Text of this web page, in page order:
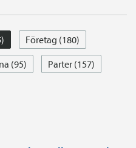
Företag (180)
(95)
Parter (157)